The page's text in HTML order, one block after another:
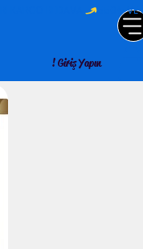
Giriş Yapın !